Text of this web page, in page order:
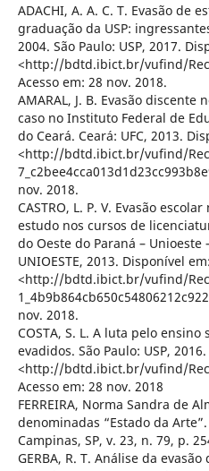
ADACHI, A. A. C. T. Evasão de
graduação da USP:
2004. São Paulo: USP, 2017.
<http://bdtd.ibict.br/vufind/
Acesso em: 28 nov. 2018.
AMARAL, J. B. Evasão
caso no Instituto Federal de
do Ceará. Ceará: UFC, 2013.
<http://bdtd.ibict.br/vufind/
nov. 2018.
CASTRO, L. P. V. Evasão
estudo nos cursos de
do Oeste do Paraná – Unioeste
UNIOESTE, 2013. Disponível em:
<http://bdtd.ibict.br/vufind/
nov. 2018.
COSTA, S. L. A luta pelo
evadidos. São Paulo: USP,
<http://bdtd.ibict.br/vufind/
Acesso em: 28 nov. 2018
FERREIRA, Norma Sandra de
denominadas “Estado da
Campinas, SP, v. 23, n. 79, p.
GERBA, R. T. Análise da